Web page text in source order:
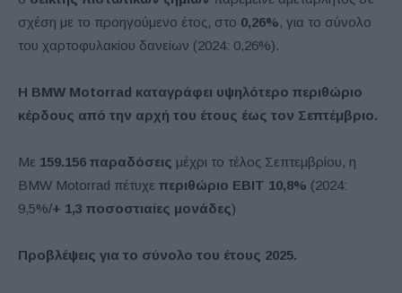
σχέση με το προηγούμενο έτος, στο 0,26%, για το σύνολο
του χαρτοφυλακίου δανείων (2024: 0,26%).
Η BMW Motorrad καταγράφει υψηλότερο περιθώριο
κέρδους από την αρχή του έτους έως τον Σεπτέμβριο.
Με 159.156 παραδόσεις μέχρι το τέλος Σεπτεμβρίου, η
BMW Motorrad πέτυχε περιθώριο EBIT 10,8% (2024:
9,5%/+ 1,3 ποσοστιαίες μονάδες)
Προβλέψεις για το σύνολο του έτους 2025.